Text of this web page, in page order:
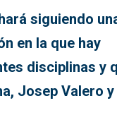
siguiendo
en la que hay
disciplinas y
Josep Valero y